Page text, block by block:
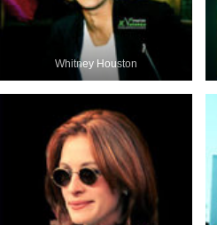
Whitney Houston